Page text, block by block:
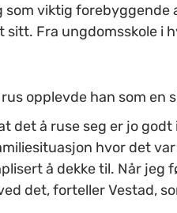
viktig forebyggende
Fra ungdomsskole i
opplevde han som en
det å ruse seg er jo
hvor det
å dekke til. Når jeg
det, forteller Vestad,